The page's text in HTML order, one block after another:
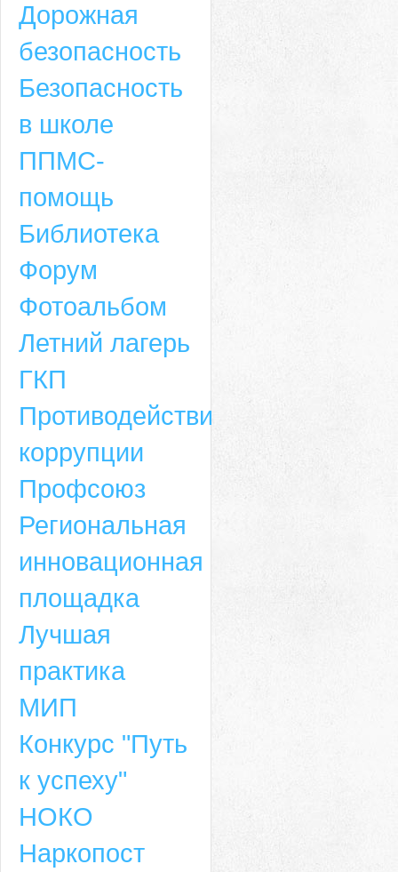
Адрес
6-49, электронный адрес: aja_70@mail.ru
Дорожная
безопасность
Безопасность
в школе
ППМС-
помощь
Библиотека
Форум
Фотоальбом
Летний лагерь
ГКП
Противодействие
коррупции
Профсоюз
Региональная
инновационная
площадка
Лучшая
практика
МИП
Конкурс "Путь
к успеху"
НОКО
Наркопост